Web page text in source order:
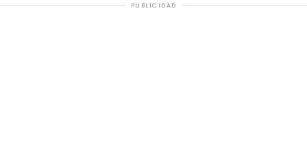
PUBLICIDAD